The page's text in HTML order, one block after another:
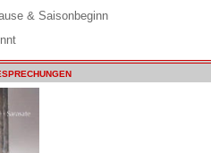
& Saisonbeginn